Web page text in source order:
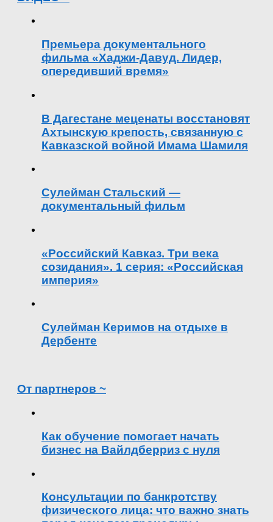
Премьера документального
фильма «Хаджи-Давуд. Лидер,
опередивший время»
В Дагестане меценаты восстановят
Ахтынскую крепость, связанную с
Кавказской войной Имама Шамиля
Сулейман Стальский —
документальный фильм
«Российский Кавказ. Три века
созидания». 1 серия: «Российская
империя»
Сулейман Керимов на отдыхе в
Дербенте
От партнеров ~
Как обучение помогает начать
бизнес на Вайлдберриз с нуля
Консультации по банкротству
физического лица: что важно знать